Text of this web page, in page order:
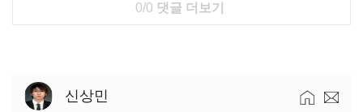
0/0 댓글 더보기
신상민